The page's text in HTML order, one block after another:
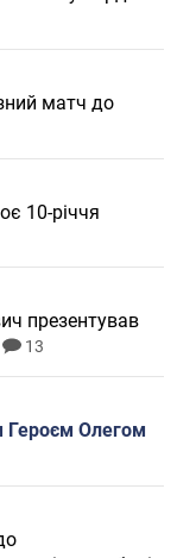
матч до
10-річчя
презентував
13
Героєм Олегом